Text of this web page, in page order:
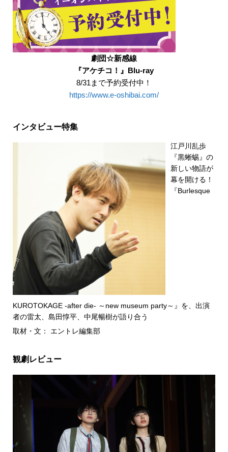
劇団☆新感線
『アケチコ！』Blu-ray
8/31まで予約受付中！
https://www.e-oshibai.com/
インタビュー特集
江戸川乱歩
『黒蜥蜴』の
新しい物語が
幕を開ける！
『Burlesque
KUROTOKAGE -after die- ～new museum party～』を、出演
者の雷太、島田惇平、中尾暢樹が語り合う
取材・文： エントレ編集部
観劇レビュー